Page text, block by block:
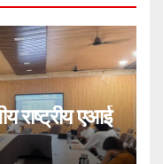
राष्ट्रीय एआई